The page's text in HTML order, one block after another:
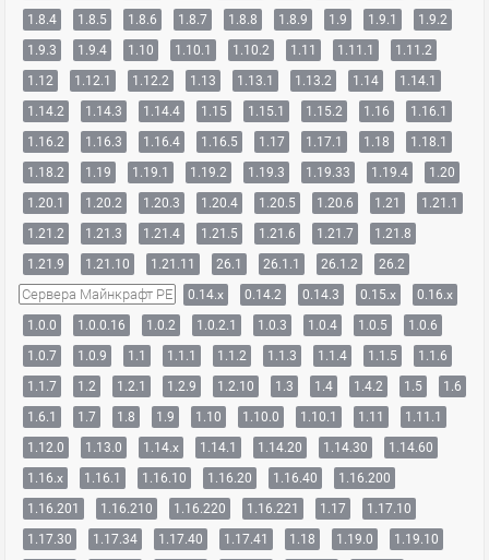
1.8.4
1.8.5 1.8.6 1.8.7 1.8.8 1.8.9 1.9 1.9.1
1.9.2
1.9.3
1.9.4 1.10 1.10.1 1.10.2 1.11 1.11.1
1.11.2
1.12
1.12.1 1.12.2 1.13 1.13.1 1.13.2 1.14
1.14.1
1.14.2
1.14.3 1.14.4 1.15 1.15.1 1.15.2 1.16
1.16.1
1.16.2
1.16.3 1.16.4 1.16.5 1.17 1.17.1 1.18
1.18.1
1.18.2
1.19 1.19.1 1.19.2 1.19.3 1.19.33 1.19.4
1.20
1.20.1
1.20.2 1.20.3 1.20.4 1.20.5 1.20.6 1.21
1.21.1
1.21.2
1.21.3 1.21.4 1.21.5 1.21.6 1.21.7
1.21.8
1.21.9
1.21.10 1.21.11 26.1 26.1.1 26.1.2 26.2
Сервера Майнкрафт PE 0.14.x 0.14.2 0.14.3 0.15.x
0.16.x
1.0.0
1.0.0.16 1.0.2 1.0.2.1 1.0.3 1.0.4 1.0.5
1.0.6
1.0.7
1.0.9 1.1 1.1.1 1.1.2 1.1.3 1.1.4 1.1.5
1.1.6
1.1.7
1.2 1.2.1 1.2.9 1.2.10 1.3 1.4 1.4.2 1.5
1.6
1.6.1
1.7 1.8 1.9 1.10 1.10.0 1.10.1 1.11
1.11.1
1.12.0
1.13.0 1.14.x 1.14.1 1.14.20 1.14.30
1.14.60
1.16.x
1.16.1 1.16.10 1.16.20 1.16.40
1.16.200
1.16.201
1.16.210 1.16.220 1.16.221 1.17
1.17.10
1.17.30
1.17.34 1.17.40 1.17.41 1.18 1.19.0
1.19.10